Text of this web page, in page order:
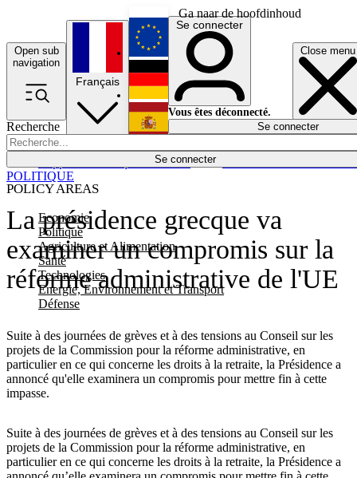
Ga naar de hoofdinhoud
Open sub
navigation
Close menu
Recherche
Se connecter
POLICY AREAS
Economie
Politique
Agriculture et Alimentation
Santé
Technologies
Energie, Environnement et Transport
Défense
Économie
Français
English
Deutsch
Español
Se connecter
Vous êtes déconnecté.
Se connecter
La présidence grecque va
examiner un compromis sur la
réforme administrative de l'UE
Suite à des journées de grèves et à des tensions au Conseil sur les
projets de la Commission pour la réforme administrative, en
particulier en ce qui concerne les droits à la retraite, la Présidence a
annoncé qu'elle examinera un compromis pour mettre fin à cette
impasse.
POLITIQUE
Suite à des journées de grèves et à des tensions au Conseil sur les
projets de la Commission pour la réforme administrative, en
particulier en ce qui concerne les droits à la retraite, la Présidence a